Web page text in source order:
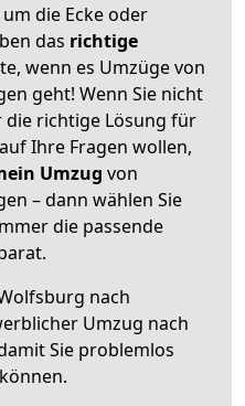
die Ecke oder
das richtige
wenn es Umzüge von
geht! Wenn Sie nicht
die richtige Lösung für
Ihre Fragen wollen,
Umzug von
– dann wählen Sie
die passende
nach
Umzug nach
Sie problemlos